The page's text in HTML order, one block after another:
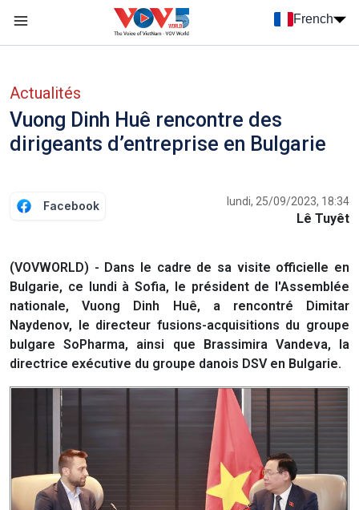
French
Actualités
Vuong Dinh Huê rencontre des
dirigeants d’entreprise en Bulgarie
Facebook lundi, 25/09/2023, 18:34
Lê Tuyêt
(VOVWORLD) - Dans le cadre de sa visite officielle en
Bulgarie, ce lundi à Sofia, le président de l'Assemblée
nationale, Vuong Dinh Huê, a rencontré Dimitar
Naydenov, le directeur fusions-acquisitions du groupe
bulgare SoPharma, ainsi que Brassimira Vandeva, la
directrice exécutive du groupe danois DSV en Bulgarie.